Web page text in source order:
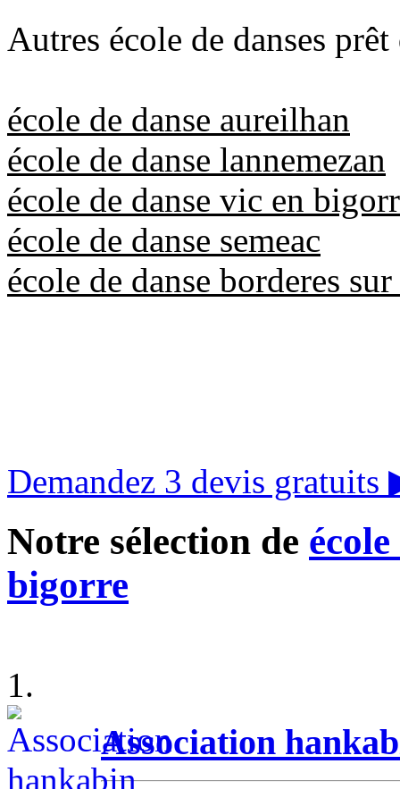
Autres école de danses
école de danse aureilhan
école de danse lannemezan
école de danse vic en
école de danse semeac
école de danse borderes
Demandez 3 devis gratuits
Notre sélection de
bigorre
1.
Association